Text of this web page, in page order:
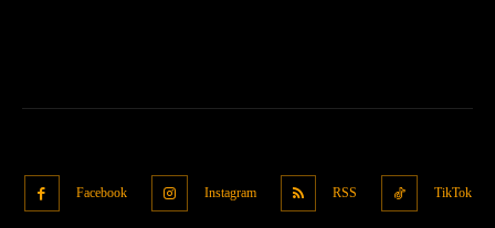
Facebook Instagram RSS TikTok